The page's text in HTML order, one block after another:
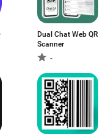
Dual Chat Web QR
Scanner
-